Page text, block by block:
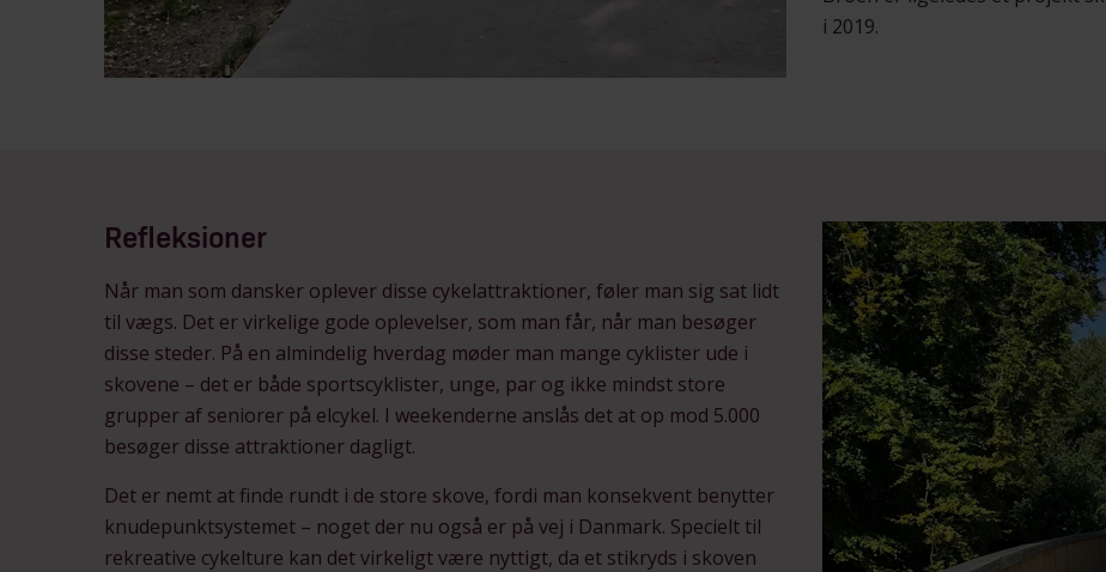
i 2019.
Refleksioner
Når man som dansker oplever disse cykelattraktioner, føler man sig sat lidt
til vægs. Det er virkelige gode oplevelser, som man får, når man besøger
disse steder. På en almindelig hverdag møder man mange cyklister ude i
skovene – det er både sportscyklister, unge, par og ikke mindst store
grupper af seniorer på elcykel. I weekenderne anslås det at op mod 5.000
besøger disse attraktioner dagligt.
Det er nemt at finde rundt i de store skove, fordi man konsekvent benytter
knudepunktsystemet – noget der nu også er på vej i Danmark. Specielt til
rekreative cykelture kan det virkeligt være nyttigt, da et stikryds i skoven